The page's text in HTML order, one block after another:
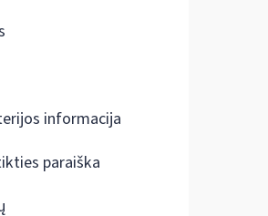
informacija
paraiška